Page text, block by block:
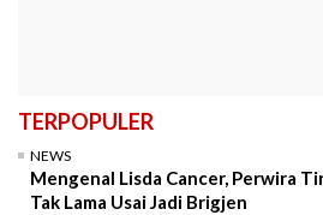
TERPOPULER
NEWS
Mengenal Lisda Cancer, Perwira
Tak Lama Usai Jadi Brigjen